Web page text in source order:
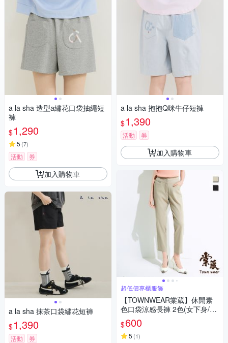
a la sha 造型a繡花口袋抽繩短
褲
$1,290
5 (7)
活動 券
加入購物車
a la sha 抹茶口袋繡花短褲
$1,390
活動 券
a la sha 抱抱Q咪牛仔短褲
$1,390
活動 券
加入購物車
超低價專櫃服飾
【TOWNWEAR棠葳】休閒素
色口袋涼感長褲 2色(女下身/女
下著/素色/腰頭彈性/直筒褲)
$600
5 (1)